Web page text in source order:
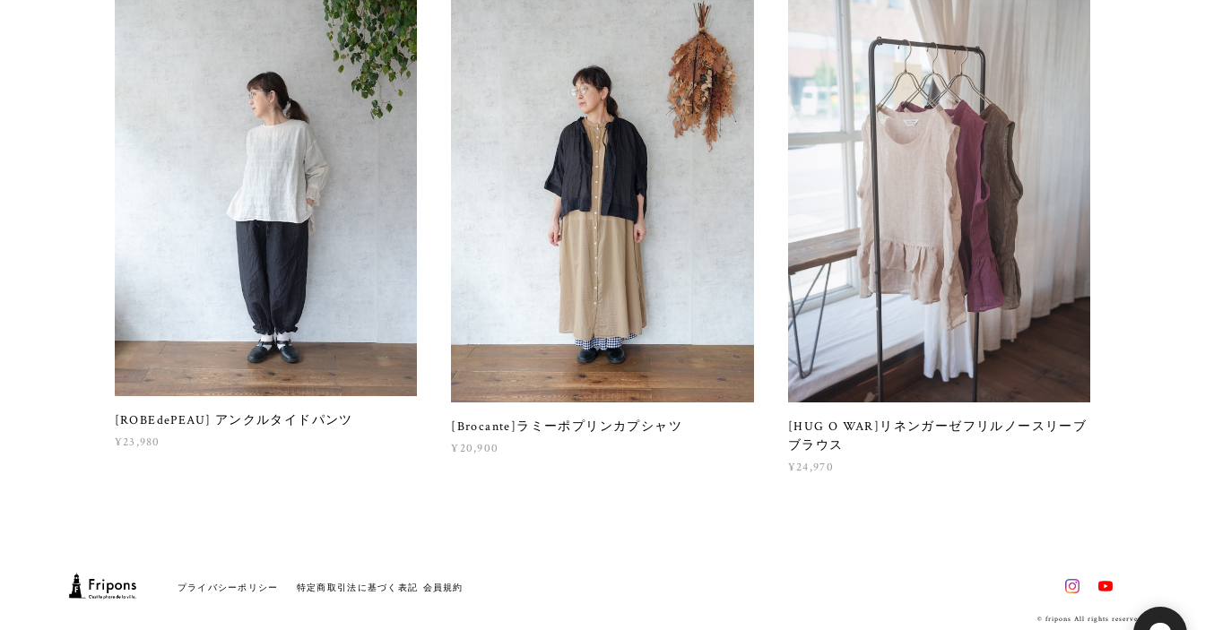
[ROBEdePEAU] アンクルタイドパンツ
¥23,980
[Brocante]ラミーポプリンカプシャツ
¥20,900
[HUG O WAR]リネンガーゼフリルノースリーブ
ブラウス
¥24,970
プライバシーポリシー 特定商取引法に基づく表記 会員規約
© fripons All rights reserved.